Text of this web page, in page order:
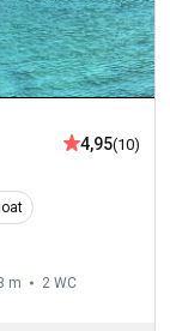
4,95(10)
m 2 WC